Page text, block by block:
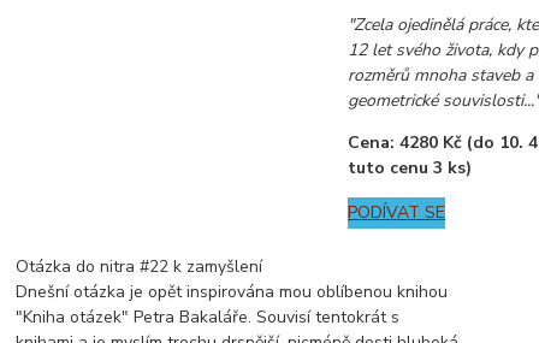
"Zcela ojedinělá práce,
12 let svého života, kdy
rozměrů mnoha staveb
geometrické
Cena: 4280 Kč (do 10.
tuto cenu 3 ks)
PODÍVAT SE
Otázka do nitra #22 k zamyšlení
Dnešní otázka je opět inspirována mou oblíbenou knihou
"Kniha otázek" Petra Bakaláře. Souvisí tentokrát s